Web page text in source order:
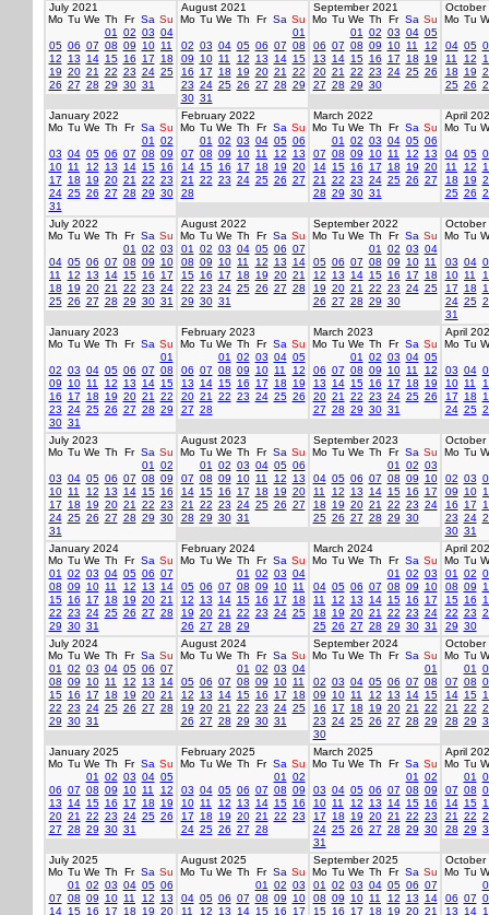
July 2021
Mo Tu We Th Fr Sa Su
01
02 03 04
05 06 07 08 09 10 11
12
13 14 15 16 17
18
19 20 21 22 23 24 25
26 27 28 29 30 31
August 2021
Mo Tu We Th Fr Sa Su
01
02 03 04 05 06 07 08
09
10 11 12 13 14 15
16
17 18 19 20 21
22
23 24 25 26 27 28 29
30 31
September 2021
Mo Tu We Th Fr Sa Su
01
02 03 04 05
06 07 08 09 10 11
12
13
14 15 16 17 18
19
20 21 22 23 24 25 26
27 28 29 30
October
Mo Tu
04 05
11
12
18
19
25 26
January 2022
Mo Tu We Th Fr Sa Su
01
02
03 04 05 06 07 08 09
10 11 12 13 14 15 16
17
18 19 20 21 22 23
24 25 26 27 28 29 30
31
February 2022
Mo Tu We Th Fr Sa Su
01
02 03 04 05 06
07 08 09 10 11 12
13
14 15 16 17 18 19 20
21
22 23 24 25 26 27
28
March 2022
Mo Tu We Th Fr Sa Su
01
02 03 04 05 06
07 08 09 10 11 12
13
14 15 16 17 18 19 20
21
22 23 24 25 26 27
28 29 30 31
April
Mo Tu
04 05
11
12
18
19
25 26
July 2022
Mo Tu We Th Fr Sa Su
01
02 03
04 05 06 07 08 09
10
11
12 13 14 15 16
17
18
19 20 21 22 23 24
25 26 27 28 29 30 31
August 2022
Mo Tu We Th Fr Sa Su
01
02 03 04 05 06 07
08 09 10 11 12 13
14
15 16 17 18 19 20 21
22 23 24 25 26 27 28
29 30 31
September 2022
Mo Tu We Th Fr Sa Su
01
02 03 04
05 06 07 08 09 10 11
12
13 14 15 16 17
18
19 20 21 22 23 24 25
26 27 28 29 30
October
Mo Tu
03 04
10 11
17
18
24 25
31
January 2023
Mo Tu We Th Fr Sa Su
01
02 03 04 05 06 07 08
09
10 11 12 13 14 15
16
17 18 19 20 21
22
23 24 25 26 27 28 29
30 31
February 2023
Mo Tu We Th Fr Sa Su
01
02 03 04 05
06 07 08 09 10 11
12
13
14 15 16 17 18
19
20 21 22 23 24 25 26
27 28
March 2023
Mo Tu We Th Fr Sa Su
01
02 03 04 05
06 07 08 09 10 11
12
13
14 15 16 17 18
19
20 21 22 23 24 25 26
27 28 29 30 31
April
Mo Tu
03 04
10 11
17
18
24 25
July 2023
Mo Tu We Th Fr Sa Su
01
02
03 04 05 06 07 08 09
10 11 12 13 14 15 16
17
18 19 20 21 22 23
24 25 26 27 28 29 30
31
August 2023
Mo Tu We Th Fr Sa Su
01
02 03 04 05 06
07 08 09 10 11 12
13
14 15 16 17 18 19 20
21
22 23 24 25 26 27
28 29 30 31
September 2023
Mo Tu We Th Fr Sa Su
01
02 03
04 05 06 07 08 09
10
11
12 13 14 15 16
17
18
19 20 21 22 23 24
25 26 27 28 29 30
October
Mo Tu
02 03
09
10
16
17
23 24
30 31
January 2024
Mo Tu We Th Fr Sa Su
01
02 03 04 05 06 07
08 09 10 11 12 13
14
15 16 17 18 19 20 21
22 23 24 25 26 27 28
29 30 31
February 2024
Mo Tu We Th Fr Sa Su
01
02 03 04
05 06 07 08 09 10 11
12
13 14 15 16 17
18
19 20 21 22 23 24 25
26 27 28 29
March 2024
Mo Tu We Th Fr Sa Su
01
02 03
04 05 06 07 08 09
10
11
12 13 14 15 16
17
18
19 20 21 22 23 24
25 26 27 28 29 30 31
April
Mo Tu
01
02
08 09
15 16
22 23
29 30
July 2024
Mo Tu We Th Fr Sa Su
01
02 03 04 05 06 07
08 09 10 11 12 13
14
15 16 17 18 19 20 21
22 23 24 25 26 27 28
29 30 31
August 2024
Mo Tu We Th Fr Sa Su
01
02 03 04
05 06 07 08 09 10 11
12
13 14 15 16 17
18
19 20 21 22 23 24 25
26 27 28 29 30 31
September 2024
Mo Tu We Th Fr Sa Su
01
02 03 04 05 06 07 08
09
10 11 12 13 14 15
16
17 18 19 20 21
22
23 24 25 26 27 28 29
30
October
Mo Tu
01
07 08
14 15
21
22
28 29
January 2025
Mo Tu We Th Fr Sa Su
01
02 03 04 05
06 07 08 09 10 11
12
13
14 15 16 17 18
19
20 21 22 23 24 25 26
27 28 29 30 31
February 2025
Mo Tu We Th Fr Sa Su
01
02
03 04 05 06 07 08 09
10 11 12 13 14 15 16
17
18 19 20 21 22 23
24 25 26 27 28
March 2025
Mo Tu We Th Fr Sa Su
01
02
03 04 05 06 07 08 09
10 11 12 13 14 15 16
17
18 19 20 21 22 23
24 25 26 27 28 29 30
31
April
Mo Tu
01
07 08
14 15
21
22
28 29
July 2025
Mo Tu We Th Fr Sa Su
01
02 03 04 05 06
07 08 09 10 11 12
13
14 15 16 17 18 19 20
August 2025
Mo Tu We Th Fr Sa Su
01
02 03
04 05 06 07 08 09
10
11
12 13 14 15 16 17
September 2025
Mo Tu We Th Fr Sa Su
01
02 03 04 05 06 07
08 09 10 11 12 13
14
15 16 17 18 19 20 21
October
Mo Tu
06 07
13
14